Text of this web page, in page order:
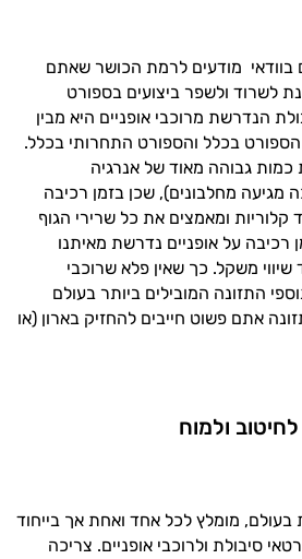
בוודאי מודעים לרמת הכושר שאתם
לשרוד ולשפר ביצועים בספורט
הנדרשת מרוכבי אופניים היא מבין
הספורט בכלל והספורט התחרותי בכלל.
כמות גבוהה מאוד של אנרגיה
מתוכה מגיעה מחלבונים), שכן בזמן רכיבה
קלוריות ומאמצים את כל שרירי הגוף
רכיבה על אופניים נדרשת מאיתנו
שיווי משקל. כך שאין פלא שרוכבי
התזונה המובילים ביותר בעולם
אתם פשוט חייבים להחזיק בארון (או
מומלץ לכל אחד ואחת אך בייחוד
סיבולת ולרוכבי אופניים. צריכה